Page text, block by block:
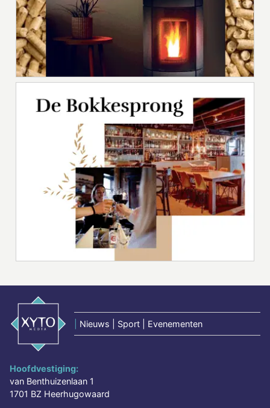
Nieuws | Sport | Evenementen
Hoofdvestiging:
van Benthuizenlaan 1
1701 BZ Heerhugowaard